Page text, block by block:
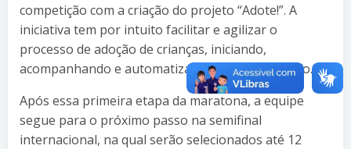
competição com a criação do projeto “Adote!”. A
iniciativa tem por intuito facilitar e agilizar o
processo de adoção de crianças, iniciando,
acompanhando e automatizando o procedimento.
Após essa primeira etapa da maratona, a equipe
segue para o próximo passo na semifinal
internacional, na qual serão selecionados até 12